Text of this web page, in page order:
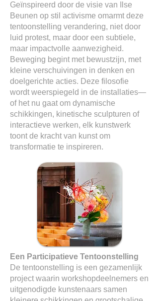
Geïnspireerd door de visie van Ilse
Beunen op stil activisme omarmt deze
tentoonstelling verandering, niet door
luid protest, maar door een subtiele,
maar impactvolle aanwezigheid.
Beweging begint met bewustzijn, met
kleine verschuivingen in denken en
doelgerichte acties. Deze filosofie
wordt weerspiegeld in de installaties—
of het nu gaat om dynamische
schikkingen, kinetische sculpturen of
interactieve werken, elk kunstwerk
toont de kracht van kunst om
transformatie te inspireren.
Een Participatieve Tentoonstelling
De tentoonstelling is een gezamenlijk
project waarin workshopdeelnemers en
uitgenodigde kunstenaars samen